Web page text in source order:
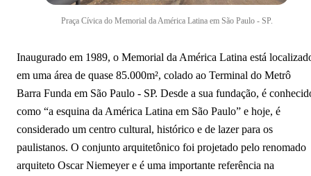
Praça Cívica do Memorial da América Latina em São Paulo - SP.
Inaugurado em 1989, o Memorial da América Latina está
em uma área de quase 85.000m², colado ao Terminal do Metrô
Barra Funda em São Paulo - SP. Desde a sua fundação, é
como “a esquina da América Latina em São Paulo” e hoje, é
considerado um centro cultural, histórico e de lazer para os
paulistanos. O conjunto arquitetônico foi projetado pelo renomado
arquiteto Oscar Niemeyer e é uma importante referência na